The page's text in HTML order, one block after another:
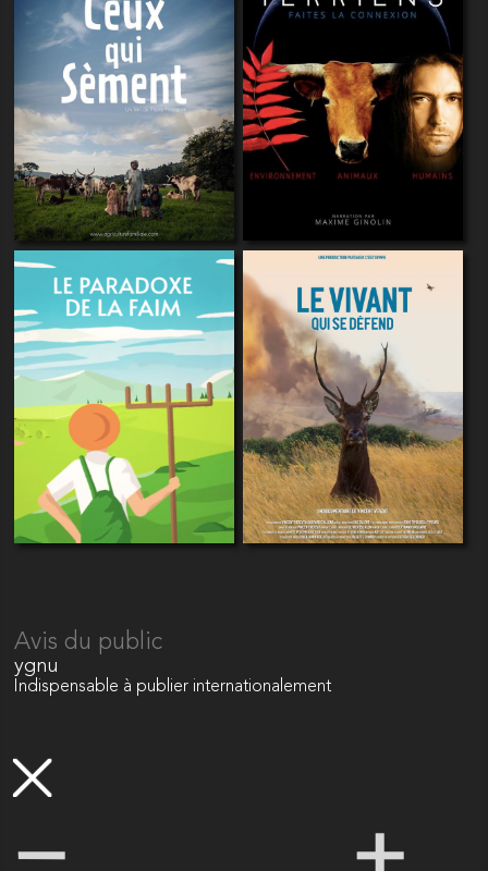
Avis du public
ygnu
Indispensable à publier internationalement